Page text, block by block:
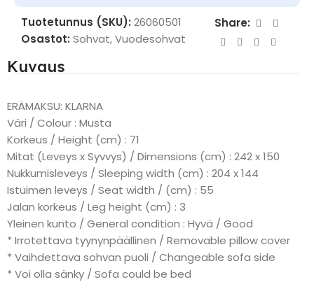
Tuotetunnus (SKU): 26060501
Osastot: Sohvat,Vuodesohvat
Share:
Kuvaus
ERÄMAKSU: KLARNA
Väri / Colour : Musta
Korkeus / Height (cm) : 71
Mitat (Leveys x Syvvys) / Dimensions (cm) : 242 x 150
Nukkumisleveys / Sleeping width (cm) : 204 x 144
Istuimen leveys / Seat width / (cm) : 55
Jalan korkeus / Leg height (cm) : 3
Yleinen kunto / General condition : Hyvä / Good
* Irrotettava tyynynpäällinen / Removable pillow cover
* Vaihdettava sohvan puoli / Changeable sofa side
* Voi olla sänky / Sofa could be bed